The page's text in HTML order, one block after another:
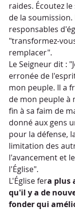
raides. Écoutez
de la soumission.
responsables
"transformez-
remplacer".
Le Seigneur dit :
erronée de
mon peuple. Il a
de mon peuple à
fin à sa faim de
donné aux gens
pour la défense,
limitation des
l'avancement et
l'Église".
L'Église fera plus
qu'il y a de
fonder qui